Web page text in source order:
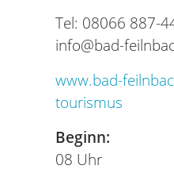
Tel: 08066 887-
info@bad-
www.bad-
tourismus
Beginn:
08 Uhr